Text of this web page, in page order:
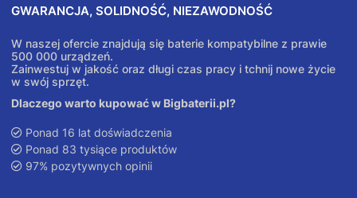
GWARANCJA, SOLIDNOŚĆ, NIEZAWODNOŚĆ
W naszej ofercie znajdują się baterie kompatybilne z prawie
500 000 urządzeń.
Zainwestuj w jakość oraz długi czas pracy i tchnij nowe życie
w swój sprzęt.
Dlaczego warto kupować w Bigbaterii.pl?
Ponad 16 lat doświadczenia
Ponad 83 tysiące produktów
97% pozytywnych opinii